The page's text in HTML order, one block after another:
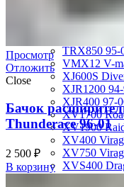
MT-01 05-09
MT-09 14-17
TRX850 95-
VMX12 V-
XJ600S
XJR1200
XJR400 97-
XV1700
XV1900
XV400
XV750
XVS400
XVZ1300
Просмотр
Отложить
Close
Бачок
Thunderace 96-01
2 500 ₽
В корзину